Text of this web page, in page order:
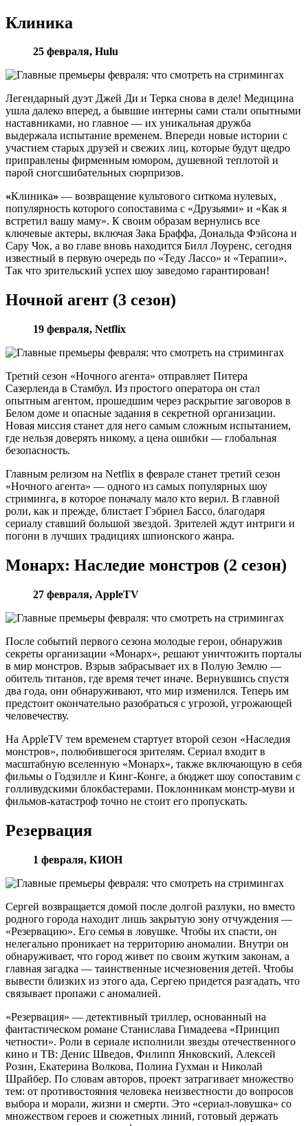
Клиника
25 февраля, Hulu
Легендарный дуэт Джей Ди и Терка снова в деле! Медицина
ушла далеко вперед, а бывшие интерны сами стали опытными
наставниками, но главное — их уникальная дружба
выдержала испытание временем. Впереди новые истории с
участием старых друзей и свежих лиц, которые будут щедро
приправлены фирменным юмором, душевной теплотой и
парой сногсшибательных сюрпризов.
«Клиника» — возвращение культового ситкома нулевых,
популярность которого сопоставима с «Друзьями» и «Как я
встретил вашу маму». К своим образам вернулись все
ключевые актеры, включая Зака Браффа, Дональда Фэйсона и
Сару Чок, а во главе вновь находится Билл Лоуренс, сегодня
известный в первую очередь по «Теду Лассо» и «Терапии».
Так что зрительский успех шоу заведомо гарантирован!
Ночной агент (3 сезон)
19 февраля, Netflix
Третий сезон «Ночного агента» отправляет Питера
Сазерленда в Стамбул. Из простого оператора он стал
опытным агентом, прошедшим через раскрытие заговоров в
Белом доме и опасные задания в секретной организации.
Новая миссия станет для него самым сложным испытанием,
где нельзя доверять никому, а цена ошибки — глобальная
безопасность.
Главным релизом на Netflix в феврале станет третий сезон
«Ночного агента» — одного из самых популярных шоу
стриминга, в которое поначалу мало кто верил. В главной
роли, как и прежде, блистает Гэбриел Бассо, благодаря
сериалу ставший большой звездой. Зрителей ждут интриги и
погони в лучших традициях шпионского жанра.
Монарх: Наследие монстров (2 сезон)
27 февраля, AppleTV
После событий первого сезона молодые герои, обнаружив
секреты организации «Монарх», решают уничтожить порталы
в мир монстров. Взрыв забрасывает их в Полую Землю —
обитель титанов, где время течет иначе. Вернувшись спустя
два года, они обнаруживают, что мир изменился. Теперь им
предстоит окончательно разобраться с угрозой, угрожающей
человечеству.
На AppleTV тем временем стартует второй сезон «Наследия
монстров», полюбившегося зрителям. Сериал входит в
масштабную вселенную «Монарх», также включающую в себя
фильмы о Годзилле и Кинг-Конге, а бюджет шоу сопоставим с
голливудскими блокбастерами. Поклонникам монстр-муви и
фильмов-катастроф точно не стоит его пропускать.
Резервация
1 февраля, КИОН
Сергей возвращается домой после долгой разлуки, но вместо
родного города находит лишь закрытую зону отчуждения —
«Резервацию». Его семья в ловушке. Чтобы их спасти, он
нелегально проникает на территорию аномалии. Внутри он
обнаруживает, что город живет по своим жутким законам, а
главная загадка — таинственные исчезновения детей. Чтобы
вывести близких из этого ада, Сергею придется разгадать, что
связывает пропажи с аномалией.
«Резервация» — детективный триллер, основанный на
фантастическом романе Станислава Гимадеева «Принцип
четности». Роли в сериале исполнили звезды отечественного
кино и ТВ: Денис Шведов, Филипп Янковский, Алексей
Розин, Екатерина Волкова, Полина Гухман и Николай
Шрайбер. По словам авторов, проект затрагивает множество
тем: от противостояния человека неизвестности до вопросов
выбора и морали, жизни и смерти. Это «сериал-ловушка» со
множеством героев и сюжетных линий, готовый держать